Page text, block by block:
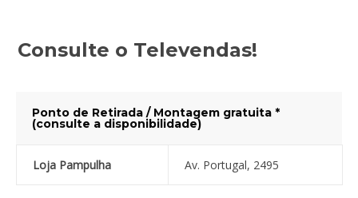
Consulte o Televendas!
Ponto de Retirada / Montagem gratuita *
(consulte a disponibilidade)
Loja Pampulha Av. Portugal, 2495